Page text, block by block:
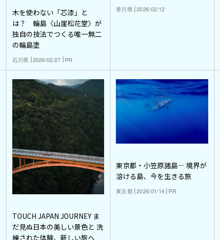
木を使わない「芯漆」と
は？ 輪島〈山崖松花堂〉が
独自の技法でつくる唯一無二
の輪島塗
石川県 2026/02/27 PR
香川県 2026/02/12
TOUCH JAPAN JOURNEY ま
だ見ぬ日本の美しい景色と 洗
練された体験、新しい旅へ
東京都・小笠原諸島― 境界が
溶ける島、今を生きる旅
東京都 2026/01/14 PR